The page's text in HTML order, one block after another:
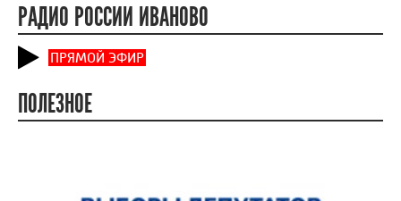
РАДИО РОССИИ ИВАНОВО
ПРЯМОЙ ЭФИР
ПОЛЕЗНОЕ